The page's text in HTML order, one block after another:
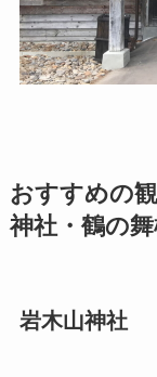
おすすめの
神社・鶴の
岩木山神社